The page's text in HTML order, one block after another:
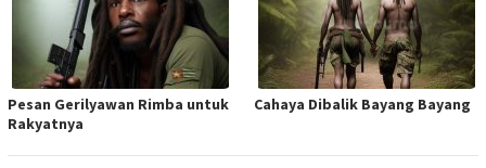
Pesan Gerilyawan Rimba untuk
Rakyatnya
Cahaya Dibalik Bayang Bayang